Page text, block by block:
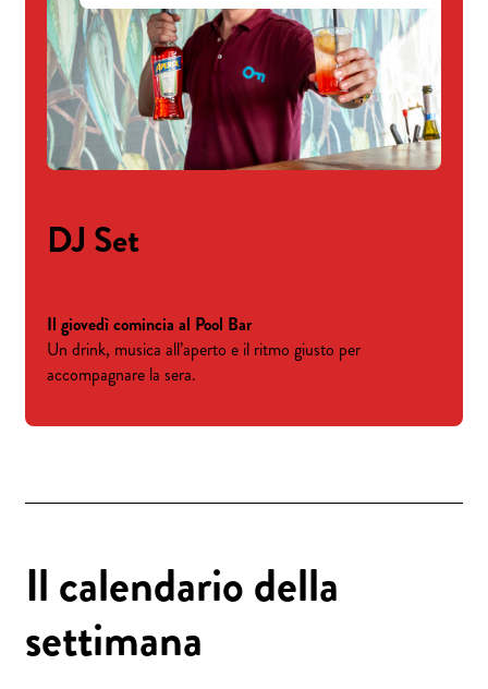
DJ Set
Il giovedì comincia al Pool Bar
Un drink, musica all’aperto e il ritmo giusto per
accompagnare la sera.
Il calendario della
settimana